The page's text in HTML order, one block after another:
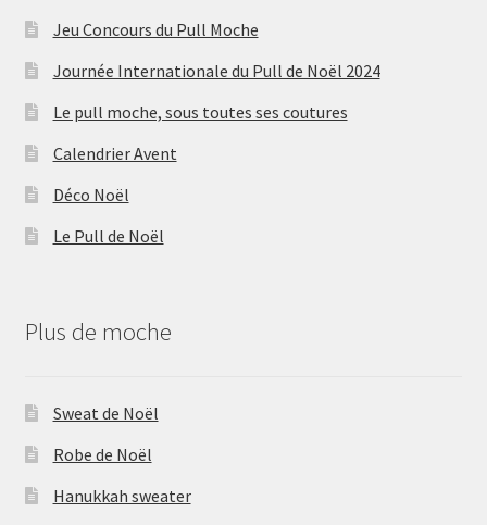
Jeu Concours du Pull Moche
Journée Internationale du Pull de Noël 2024
Le pull moche, sous toutes ses coutures
Calendrier Avent
Déco Noël
Le Pull de Noël
Plus de moche
Sweat de Noël
Robe de Noël
Hanukkah sweater